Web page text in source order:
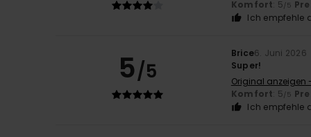
Komfort: 5/5
Ich empfehle
5/5
Brice6. Juni 2026
Super!
Original anzeigen
Komfort: 5/5
Ich empfehle